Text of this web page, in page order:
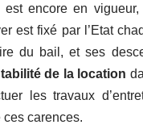
encore en vigueur,
est fixé par l’Etat
du bail, et ses
de la location
les travaux
carences.